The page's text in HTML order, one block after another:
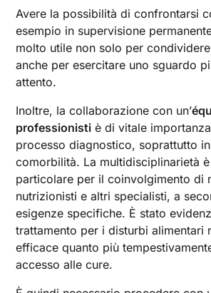
Avere la possibilità di confrontarsi
esempio in supervisione
molto utile non solo per
anche per esercitare uno sguardo
attento.
Inoltre, la collaborazione con un’
professionisti è di vitale
processo diagnostico, soprattutto
comorbilità. La multidisciplinarietà
particolare per il coinvolgimento di
nutrizionisti e altri specialisti, a
esigenze specifiche. È stato
trattamento per i disturbi alimentari
efficace quanto più
accesso alle cure.